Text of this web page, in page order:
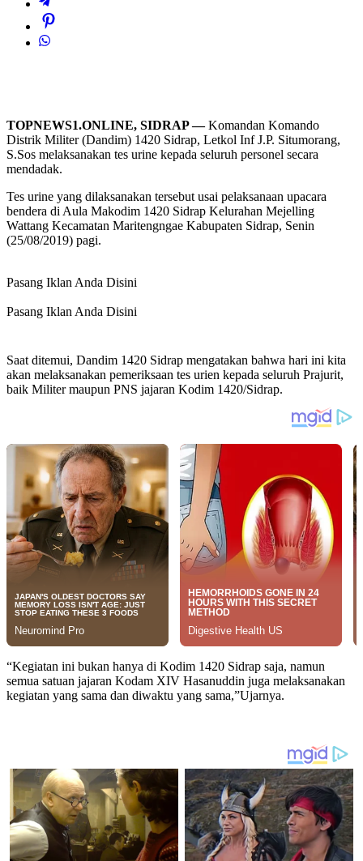
TOPNEWS1.ONLINE, SIDRAP —Komandan Komando
Distrik Militer (Dandim) 1420 Sidrap, Letkol Inf J.P. Situmorang,
S.Sos melaksanakan tes urine kepada seluruh personel secara
mendadak.
Tes urine yang dilaksanakan tersebut usai pelaksanaan upacara
bendera di Aula Makodim 1420 Sidrap Kelurahan Mejelling
Wattang Kecamatan Maritengngae Kabupaten Sidrap, Senin
(25/08/2019) pagi.
Pasang Iklan Anda Disini
Pasang Iklan Anda Disini
Saat ditemui, Dandim 1420 Sidrap mengatakan bahwa hari ini kita
akan melaksanakan pemeriksaan tes urien kepada seluruh Prajurit,
baik Militer maupun PNS jajaran Kodim 1420/Sidrap.
“Kegiatan ini bukan hanya di Kodim 1420 Sidrap saja, namun
semua satuan jajaran Kodam XIV Hasanuddin juga melaksanakan
kegiatan yang sama dan diwaktu yang sama,”Ujarnya.